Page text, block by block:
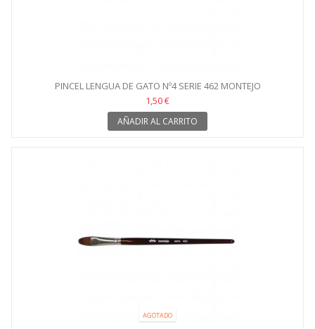
PINCEL LENGUA DE GATO Nº4 SERIE 462 MONTEJO
1,50 €
AÑADIR AL CARRITO
AGOTADO